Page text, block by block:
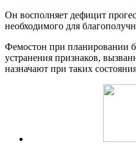
Он восполняет дефицит
необходимого для
Фемостон при планировании
устранения признаков,
назначают при таких